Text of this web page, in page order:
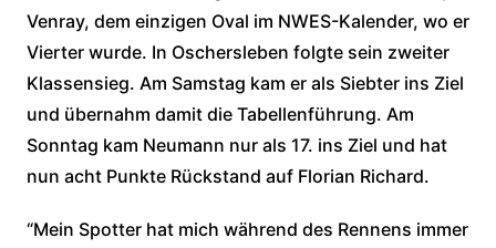
Venray, dem einzigen Oval im NWES-Kalender, wo er
Vierter wurde. In Oschersleben folgte sein zweiter
Klassensieg. Am Samstag kam er als Siebter ins Ziel
und übernahm damit die Tabellenführung. Am
Sonntag kam Neumann nur als 17. ins Ziel und hat
nun acht Punkte Rückstand auf Florian Richard.
“Mein Spotter hat mich während des Rennens immer